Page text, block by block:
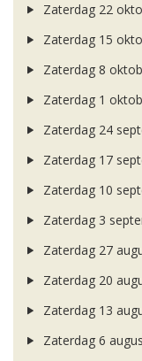
Zaterdag 22
Zaterdag 15
Zaterdag 8
Zaterdag 1
Zaterdag 24
Zaterdag 17
Zaterdag 10
Zaterdag 3
Zaterdag 27
Zaterdag 20
Zaterdag 13
Zaterdag 6